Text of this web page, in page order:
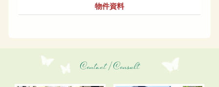
物件資料
Contact / Consult